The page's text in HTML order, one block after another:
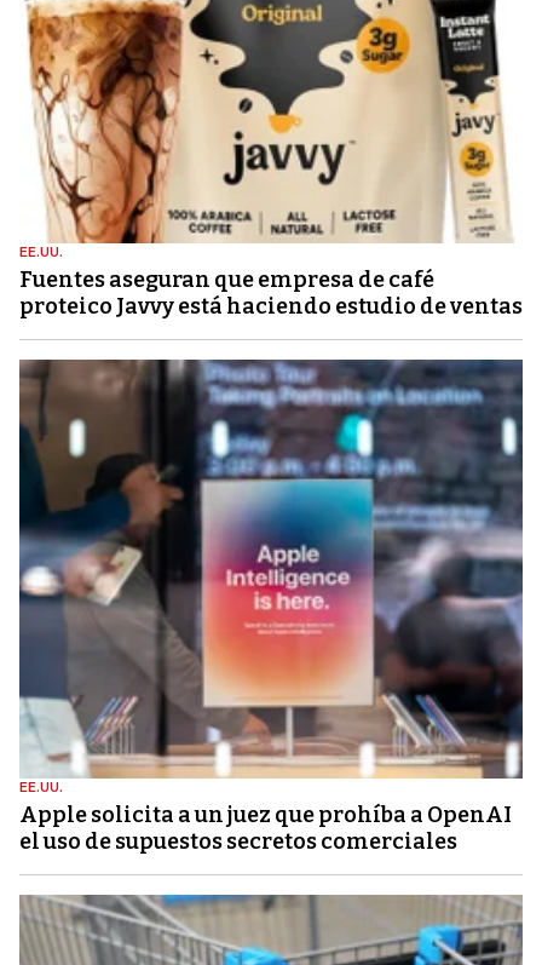
EE.UU.
Fuentes aseguran que empresa de café
proteico Javvy está haciendo estudio de ventas
EE.UU.
Apple solicita a un juez que prohíba a OpenAI
el uso de supuestos secretos comerciales